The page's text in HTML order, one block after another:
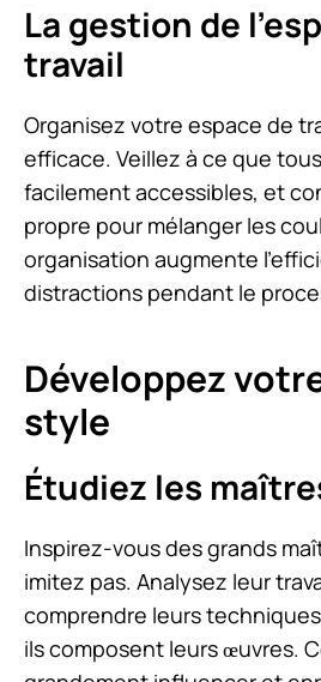
La gestion de
travail
Organisez votre espace de
efficace. Veillez à ce que
facilement accessibles, et
propre pour mélanger les
organisation augmente
distractions pendant le
Développez
style
Étudiez les
Inspirez-vous des grands
imitez pas. Analysez leur
comprendre leurs
ils composent leurs œuvres.